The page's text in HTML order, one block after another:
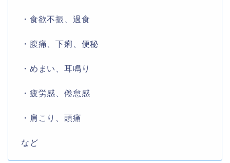
・食欲不振、過食
・腹痛、下痢、便秘
・めまい、耳鳴り
・疲労感、倦怠感
・肩こり、頭痛
など